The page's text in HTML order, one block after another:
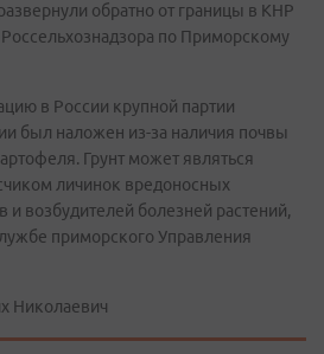
обратно от границы в КНР
по Приморскому
в России крупной партии
был наложен из-за наличия почвы
Грунт может являться
личинок вредоносных
и возбудителей болезней растений,
приморского Управления
Николаевич